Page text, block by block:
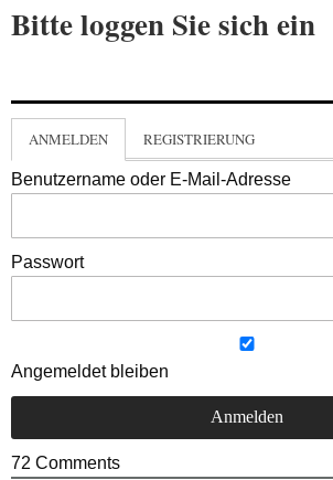
Bitte loggen Sie sich ein
ANMELDEN REGISTRIERUNG
Benutzername oder E-Mail-Adresse
Passwort
Angemeldet bleiben
72 Comments